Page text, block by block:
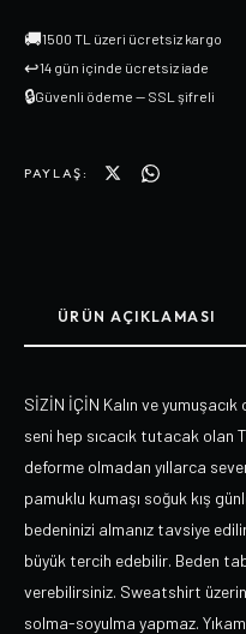
🚚1500 TL üzeri ücretsiz kargo
↩14 gün içinde ücretsiz iade
🔒Güvenli ödeme — SSL şifreli
PAYLAŞ:
ÜRÜN AÇIKLAMASI
SİZİN İÇİN Kalın ve
seni hep sıcacık tutacak
deforme olmadan yıllarca
pamuklu kumaşı soğuk kış
bedeninizi almanız tavsiye
büyük tercih edebilir. Beden
verebilirsiniz. Sweatshirt
solma-soyulma yapmaz.